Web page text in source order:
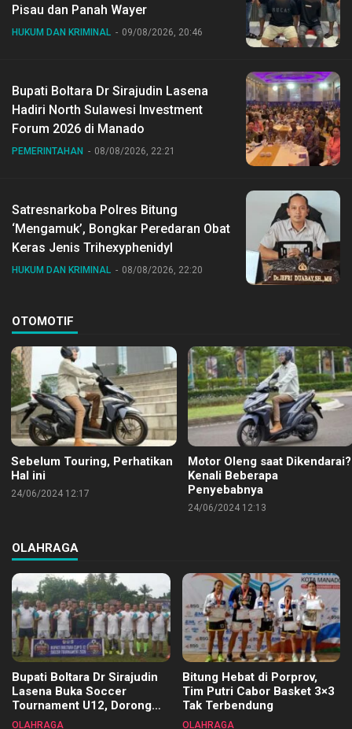
Pisau dan Panah Wayer
HUKUM DAN KRIMINAL 09/08/2026, 20:46
Bupati Boltara Dr Sirajudin Lasena
Hadiri North Sulawesi Investment
Forum 2026 di Manado
PEMERINTAHAN 08/08/2026, 22:21
Satresnarkoba Polres Bitung
‘Mengamuk’, Bongkar Peredaran Obat
Keras Jenis Trihexyphenidyl
HUKUM DAN KRIMINAL 08/08/2026, 22:20
OTOMOTIF
Sebelum Touring, Perhatikan
Hal ini
24/06/2024 12:17
Motor Oleng saat Dikendarai?
Kenali Beberapa
Penyebabnya
24/06/2024 12:13
OLAHRAGA
Bupati Boltara Dr Sirajudin
Lasena Buka Soccer
Tournament U12, Dorong
Pembinaan Merata di Setiap
OLAHRAGA
Bitung Hebat di Porprov,
Tim Putri Cabor Basket 3×3
Tak Terbendung
OLAHRAGA